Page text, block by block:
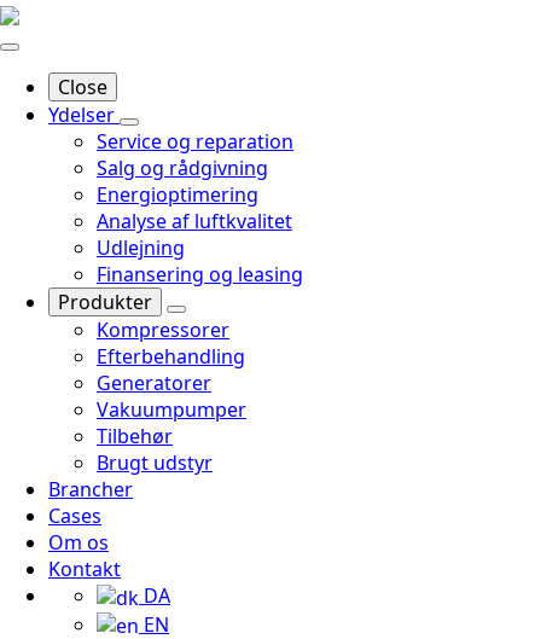
Close
Ydelser
Service og reparation
Salg og rådgivning
Energioptimering
Analyse af luftkvalitet
Udlejning
Finansering og leasing
Produkter
Kompressorer
Efterbehandling
Generatorer
Vakuumpumper
Tilbehør
Brugt udstyr
Brancher
Cases
Om os
Kontakt
DA
EN